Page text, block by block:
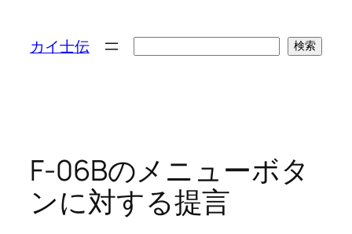
カイ士伝 検索
F-06Bのメニューボタ
ンに対する提言